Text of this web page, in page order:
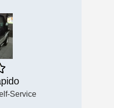
Service